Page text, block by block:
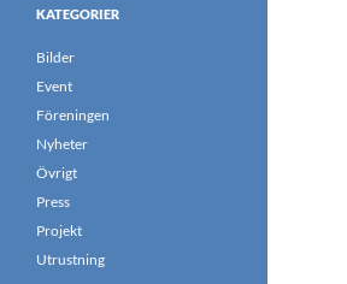
KATEGORIER
Bilder
Event
Föreningen
Nyheter
Övrigt
Press
Projekt
Utrustning